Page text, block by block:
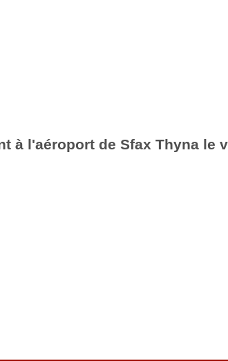
à l'aéroport de Sfax Thyna le